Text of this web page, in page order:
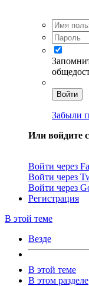
Войти
Забыли
Или войдите
Войти через
Войти через
Войти через
Регистрация
В этой теме
Везде
В этой теме
В этом разделе